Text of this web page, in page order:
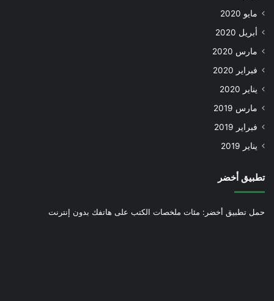
مايو 2020
أبريل 2020
مارس 2020
فبراير 2020
يناير 2020
مارس 2019
فبراير 2019
يناير 2019
تطبيق أخضر
حمل تطبيق أخضر: مئات ملخصات الكتب على هاتفك بدون إنترنت